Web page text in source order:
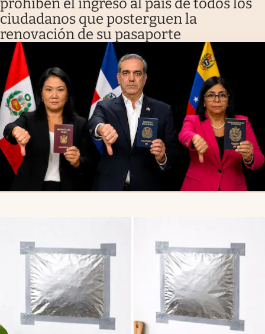
prohíben el ingreso al país de todos los
ciudadanos que posterguen la
renovación de su pasaporte